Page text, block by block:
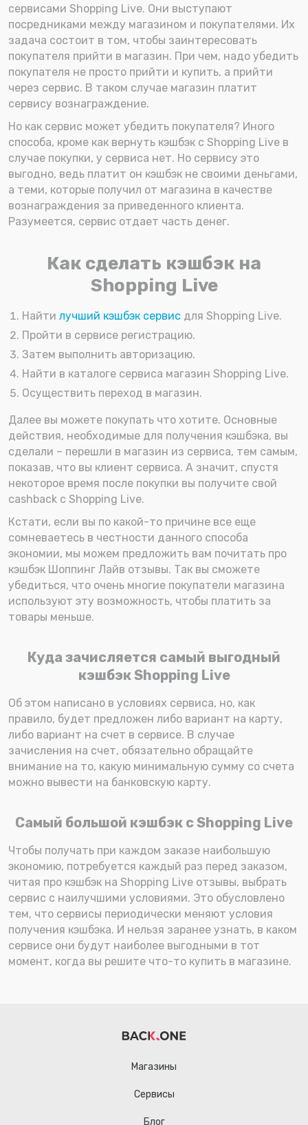
сервисами Shopping Live. Они выступают
посредниками между магазином и покупателями. Их
задача состоит в том, чтобы заинтересовать
покупателя прийти в магазин. При чем, надо убедить
покупателя не просто прийти и купить, а прийти
через сервис. В таком случае магазин платит
сервису вознаграждение.
Но как сервис может убедить покупателя? Иного
способа, кроме как вернуть кэшбэк с Shopping Live в
случае покупки, у сервиса нет. Но сервису это
выгодно, ведь платит он кэшбэк не своими деньгами,
а теми, которые получил от магазина в качестве
вознаграждения за приведенного клиента.
Разумеется, сервис отдает часть денег.
Как сделать кэшбэк на
Shopping Live
Найти лучший кэшбэк сервис для Shopping Live.
Пройти в сервисе регистрацию.
Затем выполнить авторизацию.
Найти в каталоге сервиса магазин Shopping Live.
Осуществить переход в магазин.
Далее вы можете покупать что хотите. Основные
действия, необходимые для получения кэшбэка, вы
сделали – перешли в магазин из сервиса, тем самым,
показав, что вы клиент сервиса. А значит, спустя
некоторое время после покупки вы получите свой
cashback с Shopping Live.
Кстати, если вы по какой-то причине все еще
сомневаетесь в честности данного способа
экономии, мы можем предложить вам почитать про
кэшбэк Шоппинг Лайв отзывы. Так вы сможете
убедиться, что очень многие покупатели магазина
используют эту возможность, чтобы платить за
товары меньше.
Куда зачисляется самый выгодный
кэшбэк Shopping Live
Об этом написано в условиях сервиса, но, как
правило, будет предложен либо вариант на карту,
либо вариант на счет в сервисе. В случае
зачисления на счет, обязательно обращайте
внимание на то, какую минимальную сумму со счета
можно вывести на банковскую карту.
Самый большой кэшбэк с Shopping Live
Чтобы получать при каждом заказе наибольшую
экономию, потребуется каждый раз перед заказом,
читая про кэшбэк на Shopping Live отзывы, выбрать
сервис с наилучшими условиями. Это обусловлено
тем, что сервисы периодически меняют условия
получения кэшбэка. И нельзя заранее узнать, в каком
сервисе они будут наиболее выгодными в тот
момент, когда вы решите что-то купить в магазине.
Магазины
Сервисы
Блог